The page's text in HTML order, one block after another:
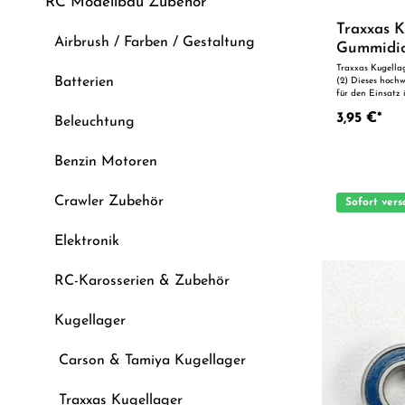
Airbrush / Farben / Gestaltung
Batterien
Beleuchtung
Benzin Motoren
Crawler Zubehör
Elektronik
RC-Karosserien & Zubehör
Kugellager
Carson & Tamiya Kugellager
Traxxas Kugellager
Traxxas
Traxxas
(2) Dieses
für den Einsatz
der perfekten
Aufsicht von
3,95 €*
Sofort